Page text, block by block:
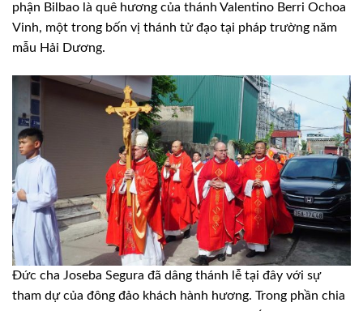
phận Bilbao là quê hương của thánh Valentino Berri Ochoa
Vinh, một trong bốn vị thánh tử đạo tại pháp trường năm
mẫu Hải Dương.
Đức cha Joseba Segura đã dâng thánh lễ tại đây với sự
tham dự của đông đảo khách hành hương. Trong phần chia